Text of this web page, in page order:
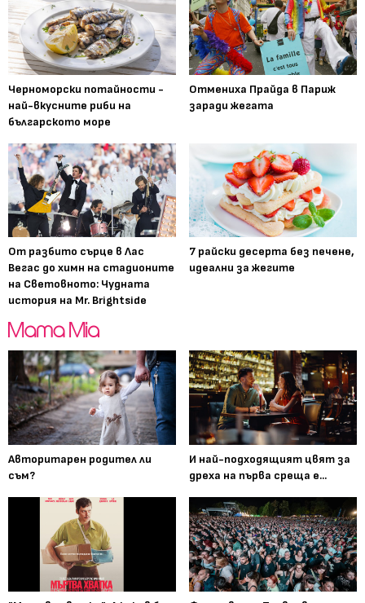
Черноморски потайности -
най-вкусните риби на
българското море
Отмениха Прайда в Париж
заради жегата
От разбито сърце в Лас
Вегас до химн на стадионите
на Световното: Чудната
история на Mr. Brightside
7 райски десерта без печене,
идеални за жегите
Авторитарен родител ли
съм?
И най-подходящият цвят за
дреха на първа среща е...